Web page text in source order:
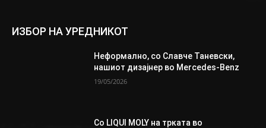
ИЗБОР НА УРЕДНИКОТ
Неформално, со Славче Таневски,
нашиот дизајнер во Mercedes-Benz
19/05/2026
Со LIQUI MOLY на трката во